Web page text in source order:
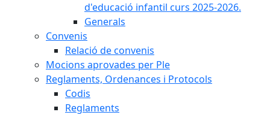
d'educació infantil curs 2025-2026.
Generals
Convenis
Relació de convenis
Mocions aprovades per Ple
Reglaments, Ordenances i Protocols
Codis
Reglaments